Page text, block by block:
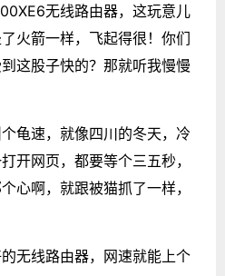
无线路由器，这玩意儿
火箭一样，飞起得很！你们
这股子快的？那就听我慢慢
龟速，就像四川的冬天，冷
开网页，都要等个三五秒，
心啊，就跟被猫抓了一样，
无线路由器，网速就能上个